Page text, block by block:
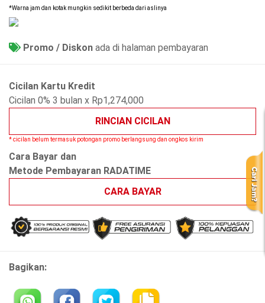
*Warna jam dan kotak mungkin sedikit berbeda dari aslinya
Promo / Diskon ada di halaman pembayaran
Cicilan Kartu Kredit
Cicilan 0% 3 bulan x Rp1,274,000
RINCIAN CICILAN
* cicilan belum termasuk potongan promo berlangsung dan ongkos kirim
Cara Bayar dan
Metode Pembayaran RADATIME
CARA BAYAR
Bagikan: